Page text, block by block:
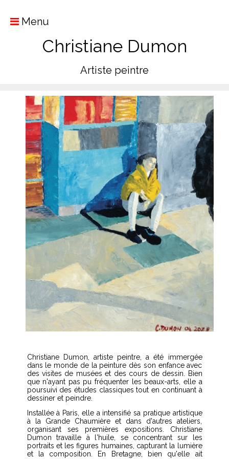
Menu
Christiane Dumon
Artiste peintre
Christiane Dumon, artiste peintre, a été immergée
dans le monde de la peinture dès son enfance avec
des visites de musées et des cours de dessin. Bien
que n'ayant pas pu fréquenter les beaux-arts, elle a
poursuivi des études classiques tout en continuant à
dessiner et peindre.
Installée à Paris, elle a intensifié sa pratique artistique
à la Grande Chaumière et dans d'autres ateliers,
organisant ses premières expositions. Christiane
Dumon travaille à l'huile, se concentrant sur les
portraits et les figures humaines, capturant la lumière
et la composition. En Bretagne, bien qu'elle ait